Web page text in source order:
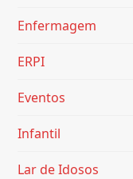
Enfermagem
ERPI
Eventos
Infantil
Lar de Idosos